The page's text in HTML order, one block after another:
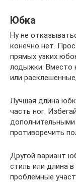
Юбка
Ну не
конечно нет.
прямых узких
лодыжки. Вместо
или
Лучшая длина
часть ног.
противоречить
Другой вариант
стиль или длина
проблемные